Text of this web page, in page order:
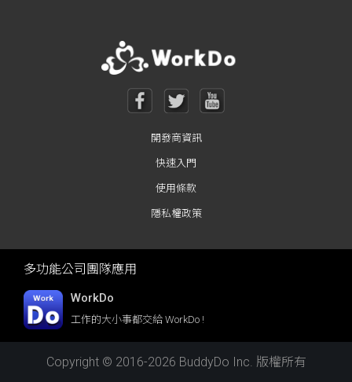
開發商資訊
快速入門
使用條款
隱私權政策
多功能公司團隊應用
WorkDo
工作的大小事都交給 WorkDo !
Copyright © 2016-2026 BuddyDo Inc. 版權所有